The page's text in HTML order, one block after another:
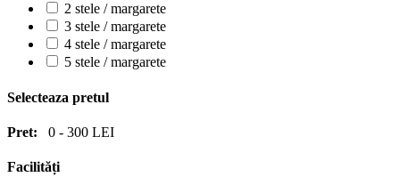
2 stele / margarete
3 stele / margarete
4 stele / margarete
5 stele / margarete
Selecteaza pretul
Pret: 0 - 300 LEI
Facilități